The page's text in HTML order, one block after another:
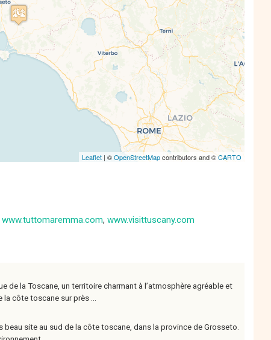
Map is loading...
is loaded completely, leafletJS files are
missing.
Leaflet | ©OpenStreetMapcontributors and ©CARTO
www.tuttomaremma.com, www.visittuscany.com
de la Toscane, un territoire charmant à l’atmosphère agréable et
côte toscane sur près ...
beau site au sud de la côte toscane, dans la province de Grosseto.